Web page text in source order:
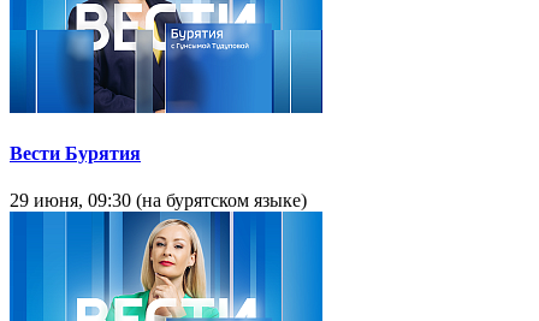
Вести Бурятия
29 июня, 09:30 (на бурятском языке)